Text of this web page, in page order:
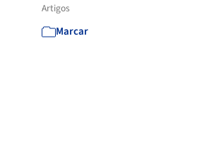
Artigos
Marcar